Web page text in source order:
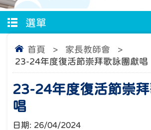
選單
首頁 > 家長教師會
>
23-24年度復活節崇拜歌詠團獻唱
23-24年度復活節崇
唱
日期: 26/04/2024